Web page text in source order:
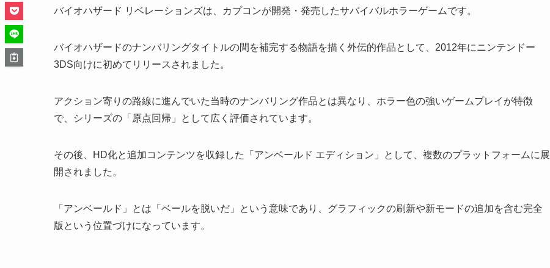
バイオハザード リベレーションズは、カプコンが開発・発売したサバイバルホラーゲームです。
バイオハザードのナンバリングタイトルの間を補完する物語を描く外伝的作品として、2012年にニンテンドー
3DS向けに初めてリリースされました。
アクション寄りの路線に進んでいた当時のナンバリング作品とは異なり、ホラー色の強いゲームプレイが特徴
で、シリーズの「原点回帰」として広く評価されています。
その後、HD化と追加コンテンツを収録した「アンベールド エディション」として、複数のプラットフォームに展
開されました。
「アンベールド」とは「ベールを脱いだ」という意味であり、グラフィックの刷新や新モードの追加を含む完全
版という位置づけになっています。